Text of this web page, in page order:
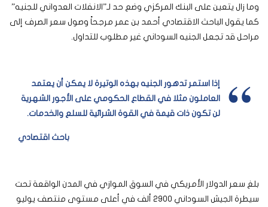
وما زال يتعين على البنك المركزي وضع حد لـ”الانفلات العدواني للجنيه”
كما يقول الباحث الاقتصادي أحمد بن عمر مرجحاً وصول سعر الصرف إلى
مراحل قد تجعل الجنيه السوداني غير مطلوب للتداول.
إذا استمر تدهور الجنيه بهذه الوتيرة لا يمكن أن يعتمد
العاملون مثلا في القطاع الحكومي على الأجور الشهرية
لن تكون ذات قيمة في القوة الشرائية للسلع والخدمات.
باحث اقتصادي
بلغ سعر الدولار الأمريكي في السوق الموازي في المدن الواقعة تحت
سيطرة الجيش السوداني 2900 ألف في أعلى مستوى منتصف يوليو